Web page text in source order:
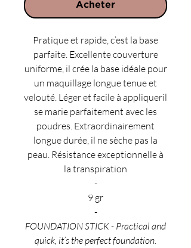
Acheter
Pratique et rapide, c’est la base
parfaite. Excellente couverture
uniforme, il crée la base idéale pour
un maquillage longue tenue et
velouté. Léger et facile à appliqueril
se marie parfaitement avec les
poudres. Extraordinairement
longue durée, il ne sèche pas la
peau. Résistance exceptionnelle à
la transpiration
-
9 gr
-
FOUNDATION STICK - Practical and
quick, it’s the perfect foundation.